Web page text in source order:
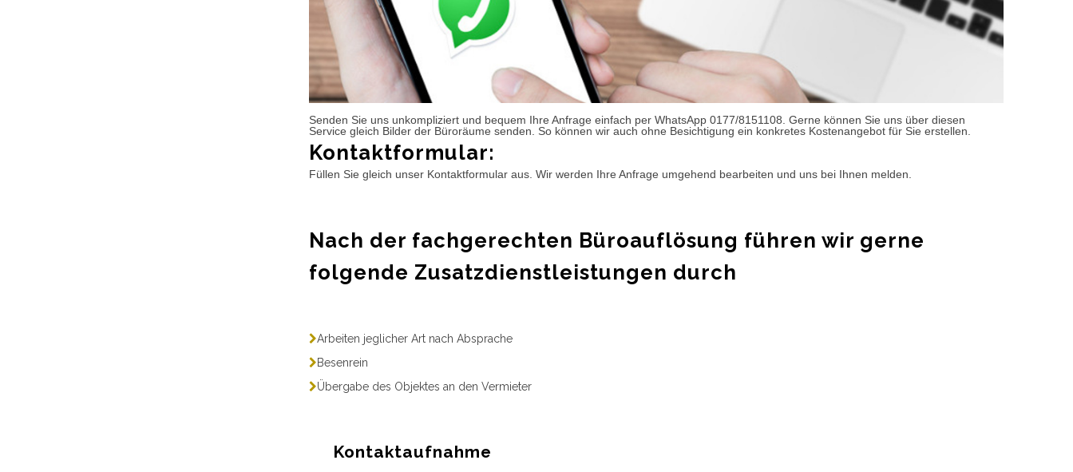
Senden Sie uns unkompliziert und bequem Ihre Anfrage einfach per WhatsApp 0177/8151108. Gerne können Sie uns über diesen
Service gleich Bilder der Büroräume senden. So können wir auch ohne Besichtigung ein konkretes Kostenangebot für Sie erstellen.
Kontaktformular:
Füllen Sie gleich unser Kontaktformular aus. Wir werden Ihre Anfrage umgehend bearbeiten und uns bei Ihnen melden.
Nach der fachgerechten Büroauflösung führen wir gerne
folgende Zusatzdienstleistungen durch
Arbeiten jeglicher Art nach Absprache
Besenrein
Übergabe des Objektes an den Vermieter
Kontaktaufnahme